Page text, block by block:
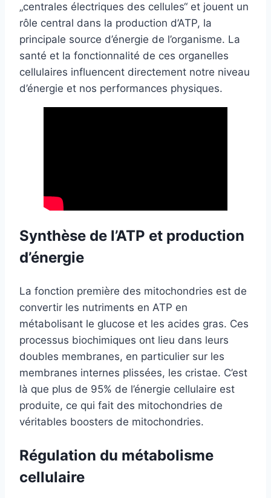
„centrales électriques des cellules“ et jouent un
rôle central dans la production d’ATP, la
principale source d’énergie de l’organisme. La
santé et la fonctionnalité de ces organelles
cellulaires influencent directement notre niveau
d’énergie et nos performances physiques.
Synthèse de l’ATP et production
d’énergie
La fonction première des mitochondries est de
convertir les nutriments en ATP en
métabolisant le glucose et les acides gras. Ces
processus biochimiques ont lieu dans leurs
doubles membranes, en particulier sur les
membranes internes plissées, les cristae. C’est
là que plus de 95% de l’énergie cellulaire est
produite, ce qui fait des mitochondries de
véritables boosters de mitochondries.
Régulation du métabolisme
cellulaire